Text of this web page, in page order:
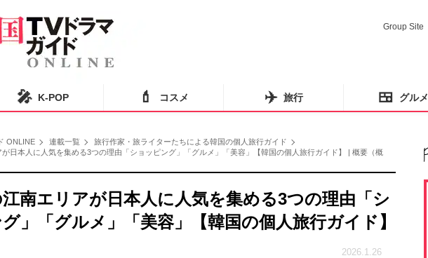
Group Site
🎤 K-POP 💄 コスメ ✈️ 旅行 🍱 グルメ
ONLINE 連載一覧
旅行作家・旅ライターたちによる韓国の個人旅行ガイド
日本人に人気を集める3つの理由「ショッピング」「グルメ」「美容」【韓国の個人旅行ガイド】 | 概要（概
南エリアが日本人に人気を集める3つの理由「シ
」「グルメ」「美容」【韓国の個人旅行ガイド】
2026.1.26